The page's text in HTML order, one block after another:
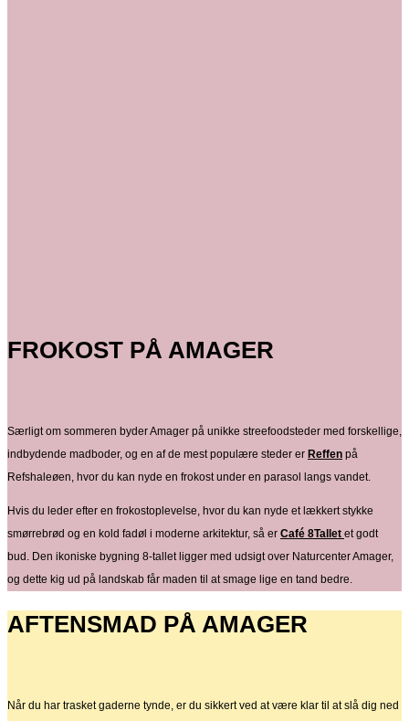
FROKOST PÅ AMAGER
Særligt om sommeren byder Amager på unikke streefoodsteder med forskellige,
indbydende madboder, og en af de mest populære steder er Reffen på
Refshaleøen, hvor du kan nyde en frokost under en parasol langs vandet.
Hvis du leder efter en frokostoplevelse, hvor du kan nyde et lækkert stykke
smørrebrød og en kold fadøl i moderne arkitektur, så er Café 8Tallet et godt
bud. Den ikoniske bygning 8-tallet ligger med udsigt over Naturcenter Amager,
og dette kig ud på landskab får maden til at smage lige en tand bedre.
AFTENSMAD PÅ AMAGER
Når du har trasket gaderne tynde, er du sikkert ved at være klar til at slå dig ned